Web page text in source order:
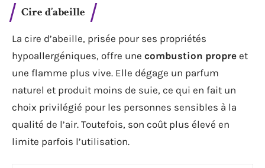
Cire d’abeille
La cire d’abeille, prisée pour ses propriétés
hypoallergéniques, offre une combustion propre et
une flamme plus vive. Elle dégage un parfum
naturel et produit moins de suie, ce qui en fait un
choix privilégié pour les personnes sensibles à la
qualité de l’air. Toutefois, son coût plus élevé en
limite parfois l’utilisation.